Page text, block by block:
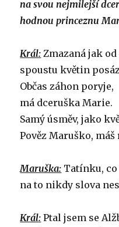
na svou nejmilejší
hodnou princeznu
Král: Zmazaná jak od
spoustu květin
Občas záhon poryje,
má dceruška Marie.
Samý úsměv, jako
Pověz Maruško,
Maruška: Tatínku, co
na to nikdy slova
Král: Ptal jsem se